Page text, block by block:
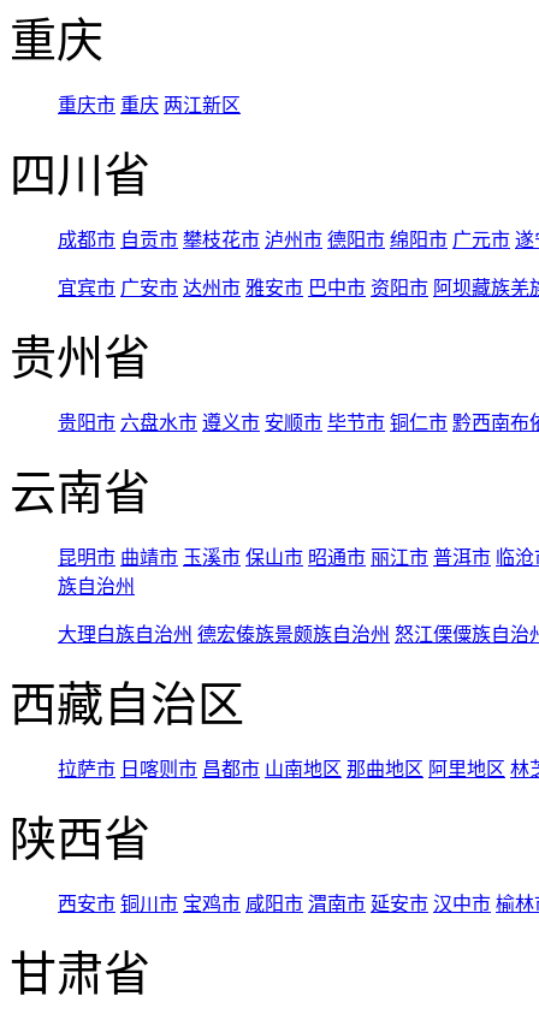
重庆
重庆市 重庆 两江新区
四川省
成都市 自贡市 攀枝花市 泸州市 德阳市 绵阳市 广元市 遂
宜宾市 广安市 达州市 雅安市 巴中市 资阳市 阿坝藏族羌
贵州省
贵阳市 六盘水市 遵义市 安顺市 毕节市 铜仁市 黔西南布
云南省
昆明市 曲靖市 玉溪市 保山市 昭通市 丽江市 普洱市 临
族自治州
大理白族自治州 德宏傣族景颇族自治州 怒江傈僳族自治
西藏自治区
拉萨市 日喀则市 昌都市 山南地区 那曲地区 阿里地区 林
陕西省
西安市 铜川市 宝鸡市 咸阳市 渭南市 延安市 汉中市 榆林
甘肃省